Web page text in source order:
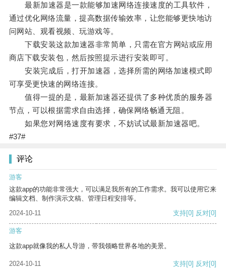
最新加速器是一款能够加速网络连接速度的工具软件，
通过优化网络流量，提高数据传输效率，让您能够更快地访
问网站、观看视频、玩游戏等。
下载安装这款加速器非常简单，只需在官方网站或应用
商店下载安装包，然后按照提示进行安装即可。
安装完成后，打开加速器，选择所需的网络加速模式即
可享受更快速的网络连接。
值得一提的是，最新加速器还提供了多种优质的服务器
节点，可以根据需求自由选择，确保网络畅通无阻。
如果您对网络速度有要求，不妨试试最新加速器吧。
#37#
评论
游客
这款app的功能非常强大，可以满足我所有的工作需求。我可以使用它来
编辑文档、制作演示文稿、管理日程安排等。
2024-10-11
支持[0] 反对[0]
游客
这款app就像我的私人导游，带我领略世界各地的美景。
2024-10-11 支持[0] 反对[0]